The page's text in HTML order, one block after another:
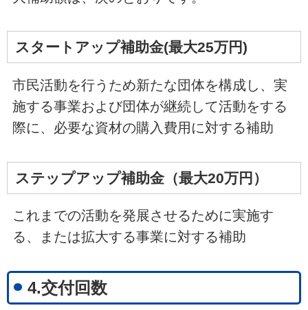
スタートアップ補助金(最大25万円)
市民活動を行うため新たな団体を構成し、実
施する事業および団体が継続して活動をする
際に、必要な資材の購入費用に対する補助
ステップアップ補助金（最大20万円）
これまでの活動を発展させるために実施す
る、または拡大する事業に対する補助
4.交付回数